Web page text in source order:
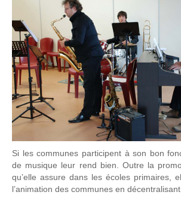
Si les communes participent à son bon
de musique leur rend bien. Outre la
qu’elle assure dans les écoles primaires,
l’animation des communes en